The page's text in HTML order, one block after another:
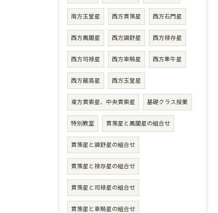
南方玉堂星 西方貫策星 西方石門星
西方鳳閣星 西方調舒星 西方禄存星
西方司禄星 西方車騎星 西方牽牛星
西方龍高星 西方玉堂星
東方貫索星、中央貫索星 基礎クラス授業
特別教室 貫策星と鳳閣星の組合せ
貫策星と調舒星の組合せ
貫策星と禄存星の組合せ
貫策星と司禄星の組合せ
貫策星と車騎星の組合せ